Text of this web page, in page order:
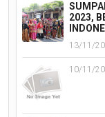
2023,
13/11/
10/11/